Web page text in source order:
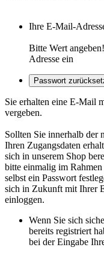
Ihre E-Mail-
Bitte Wert angeben!
Adresse ein
Passwort
Sie erhalten eine E-Mail
vergeben.
Sollten Sie innerhalb
Ihren Zugangsdaten
sich in unserem Shop
bitte einmalig im Rahmen
selbst ein Passwort
sich in Zukunft mit Ihrer
einloggen.
Wenn Sie sich
bereits registriert
bei der Eingabe